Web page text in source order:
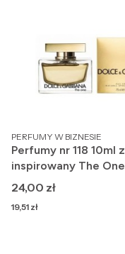
PRODUCENT
PERFUMY W BIZNESIE
Perfumy nr 118
inspirowany The
Cena
24,00 zł
Cena
19,51 zł